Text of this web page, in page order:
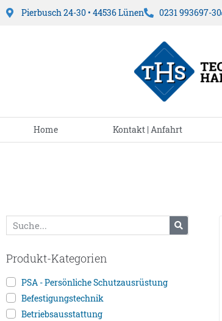
Pierbusch 24-30 • 44536 Lünen 0231 993697-30
Home Kontakt | Anfahrt
Produkt-Kategorien
PSA - Persönliche Schutzausrüstung
Befestigungstechnik
Betriebsausstattung